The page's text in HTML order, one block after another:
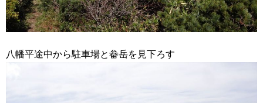
八幡平途中から駐車場と畚岳を見下ろす